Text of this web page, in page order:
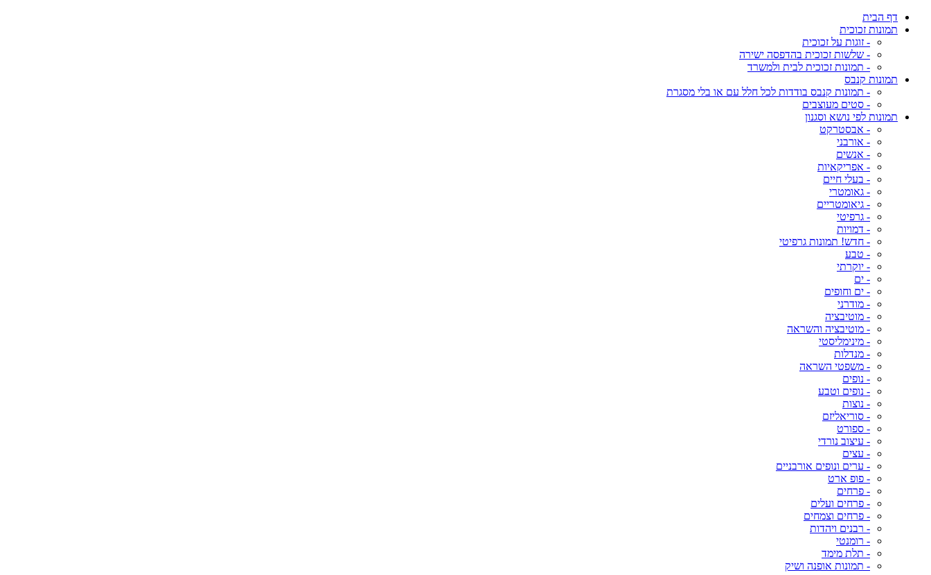
דף הבית
תמונות זכוכית
- זוגות על זכוכית
- שלשות זכוכית בהדפסה ישירה
- תמונות זכוכית לבית ולמשרד
תמונות קנבס
- תמונות קנבס בודדות לכל חלל עם או בלי מסגרת
- סטים מעוצבים
תמונות לפי נושא וסגנון
- אבסטרקט
- אורבני
- אנשים
- אפריקאיות
- בעלי חיים
- גאומטרי
- גיאומטריים
- גרפיטי
- דמויות
- חדש! תמונות גרפיטי
- טבע
- יוקרתי
- ים
- ים וחופים
- מודרני
- מוטיבציה
- מוטיבציה והשראה
- מינימליסטי
- מנדלות
- משפטי השראה
- נופים
- נופים וטבע
- נוצות
- סוריאליזם
- ספורט
- עיצוב נורדי
- עצים
- ערים ונופים אורבניים
- פופ ארט
- פרחים
- פרחים ועלים
- פרחים וצמחים
- רבנים ויהדות
- רומנטי
- תלת מימד
- תמונות אופנה ושיק